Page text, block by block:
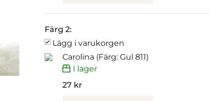
Färg 2:
Lägg i varukorgen
Carolina (Färg: Gul 811)
I lager
27 kr